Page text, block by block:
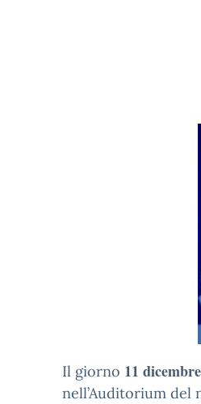
Il giorno 11
nell’Auditorium